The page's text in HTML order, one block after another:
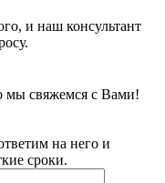
и наш консультант
мы свяжемся с Вами!
на него и
сроки.